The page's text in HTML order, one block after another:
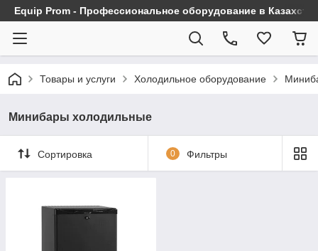
Equip Prom - Профессиональное оборудование в
Товары и услуги Холодильное оборудование
Минибары холодильные
Сортировка 0 Фильтры